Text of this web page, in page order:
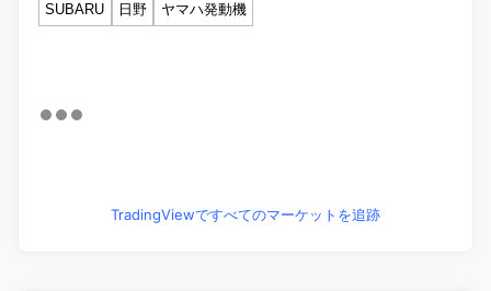
SUBARU
日野 ヤマハ発動機
TradingViewですべてのマーケットを追跡